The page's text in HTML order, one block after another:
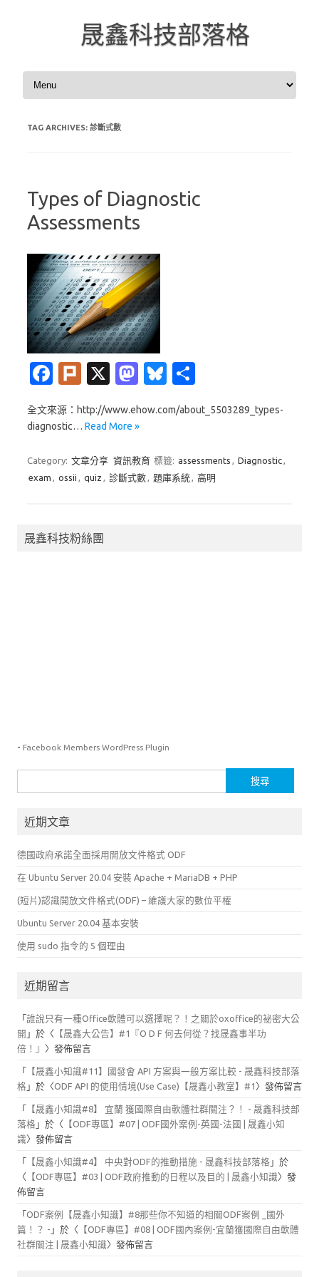
晟鑫科技部落格
Skip to content
TAG ARCHIVES: 診斷式數
Types of Diagnostic
Assessments
Fa
e
o
o
Pl
k
X
M
t
d
o
Bl
es
y
全文來源：http://www.ehow.com/about_5503289_types-
diagnostic… Read More »
Category: 文章分享 資訊教育 標籤: assessments , Diagnostic,
exam , ossii , quiz , 診斷式數, 題庫系統, 高明
晟鑫科技粉絲團
- Facebook Members WordPress Plugin
尋
鍵近期文章
德國政府承諾全面採用開放文件格式 ODF
在 Ubuntu Server 20.04 安裝 Apache + MariaDB + PHP
(短片)認識開放文件格式(ODF) – 維護大家的數位平權
Ubuntu Server 20.04 基本安裝
使用 sudo 指令的 5 個理由
近期留言
「 誰說只有一種Office軟體可以選擇呢？！之關於oxoffice的祕密大公
開 」於〈 【晟鑫大公告】#1『O D F 何去何從？找晟鑫事半功
倍！』 〉發佈留言
「
【晟鑫小知識#11】國發會 API 方案與一般方案比較 - 晟鑫科技部落
格 」於〈ODF API 的使用情境(Use Case)【晟鑫小教室】#1 〉發佈留言
「
【晟鑫小知識#8】 宜蘭 獲國際自由軟體社群關注？！ - 晟鑫科技部
落格 」於〈 【ODF專區】#07 | ODF國外案例-英國-法國 | 晟鑫小知
識〉發佈留言
「 【晟鑫小知識#4】 中央對ODF的推動措施 - 晟鑫科技部落格 」於
〈 【ODF專區】#03 | ODF政府推動的日程以及目的 | 晟鑫小知識〉發
佈留言
「 ODF案例【晟鑫小知識】#8那些你不知道的相關ODF案例 _國外
篇！？ - 」於〈 【ODF專區】#08 | ODF國內案例-宜蘭獲國際自由軟體
社群關注 | 晟鑫小知識〉發佈留言